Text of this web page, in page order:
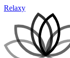
Relaxy